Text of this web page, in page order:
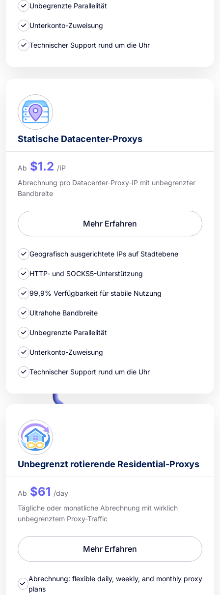
Unbegrenzte Parallelität
Unterkonto-Zuweisung
Technischer Support rund um die Uhr
Statische Datacenter-Proxys
Ab $1.2 /IP
Abrechnung pro Datacenter-Proxy-IP mit unbegrenzter
Bandbreite
Mehr Erfahren
Geografisch ausgerichtete IPs auf Stadtebene
HTTP- und SOCKS5-Unterstützung
99,9% Verfügbarkeit für stabile Nutzung
Ultrahohe Bandbreite
Unbegrenzte Parallelität
Unterkonto-Zuweisung
Technischer Support rund um die Uhr
Unbegrenzt rotierende Residential-Proxys
Ab $61 /day
Tägliche oder monatliche Abrechnung mit wirklich
unbegrenztem Proxy-Traffic
Mehr Erfahren
Abrechnung: flexible daily, weekly, and monthly proxy
plans